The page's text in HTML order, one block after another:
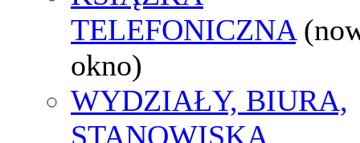
TELEFONICZNA
okno)
WYDZIAŁY, BIURA,
STANOWISKA